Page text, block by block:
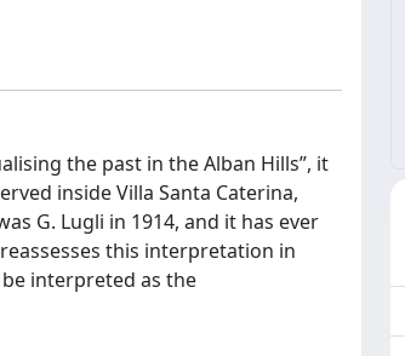
the past in the Alban Hills”, it
inside Villa Santa Caterina,
G. Lugli in 1914, and it has ever
this interpretation in
interpreted as the